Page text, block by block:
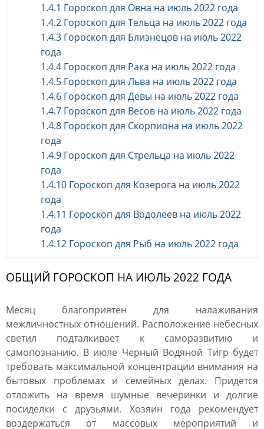
1.4.1 Гороскоп для Овна на июль 2022 года
1.4.2 Гороскоп для Тельца на июль 2022 года
1.4.3 Гороскоп для Близнецов на июль 2022
года
1.4.4 Гороскоп для Рака на июль 2022 года
1.4.5 Гороскоп для Льва на июль 2022 года
1.4.6 Гороскоп для Девы на июль 2022 года
1.4.7 Гороскоп для Весов на июль 2022 года
1.4.8 Гороскоп для Скорпиона на июль 2022
года
1.4.9 Гороскоп для Стрельца на июль 2022
года
1.4.10 Гороскоп для Козерога на июль 2022
года
1.4.11 Гороскоп для Водолеев на июль 2022
года
1.4.12 Гороскоп для Рыб на июль 2022 года
ОБЩИЙ ГОРОСКОП НА ИЮЛЬ 2022 ГОДА
Месяц благоприятен для налаживания
межличностных отношений. Расположение небесных
светил подталкивает к саморазвитию и
самопознанию. В июле Черный Водяной Тигр будет
требовать максимальной концентрации внимания на
бытовых проблемах и семейных делах. Придется
отложить на время шумные вечеринки и долгие
посиделки с друзьями. Хозяин года рекомендует
воздержаться от массовых мероприятий и